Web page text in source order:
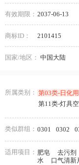
有效期限： 2037-06-13
商标ID： 2101415
国家/地区： 中国大陆
所属类别： 第03类-日化
第11类-灯具
类似群组： 0301 0302
适用项目： 肥皂 去污剂
水
口气清新